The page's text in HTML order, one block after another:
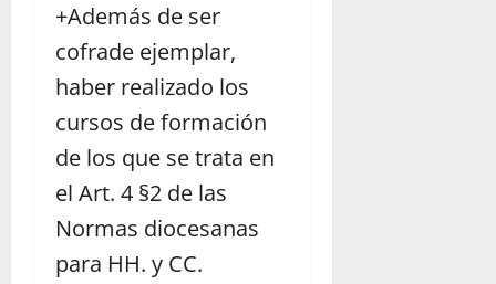
+Además de ser
cofrade ejemplar,
haber realizado los
cursos de formación
de los que se trata en
el Art. 4 §2 de las
Normas diocesanas
para HH. y CC.